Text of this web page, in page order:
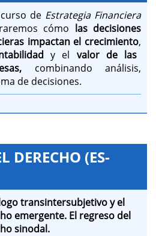
de Estrategia Financiera
cómo las decisiones
impactan el crecimiento,
y el valor de las
combinando análisis,
de decisiones.
DERECHO (ES-
transintersubjetivo y el
emergente. El regreso del
sinodal.